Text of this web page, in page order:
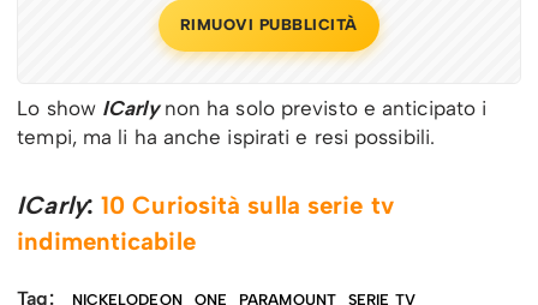
RIMUOVI PUBBLICITÀ
Lo show ICarlynon ha solo previsto e anticipato i
tempi, ma li ha anche ispirati e resi possibili.
ICarly:10 Curiosità sulla serie tv
indimenticabile
Tag: NICKELODEON ONE PARAMOUNT SERIE TV